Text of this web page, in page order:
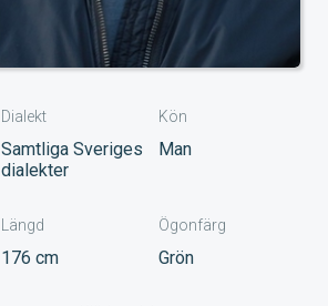
Dialekt
Samtliga Sveriges
dialekter
Kön
Man
Längd
176 cm
Ögonfärg
Grön